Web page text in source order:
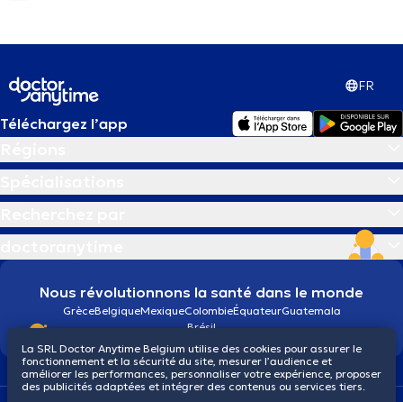
FR
Téléchargez l’app
Nous révolutionnons la santé dans le monde
GrèceBelgiqueMexiqueColombieÉquateurGuatemala
Brésil
La SRL Doctor Anytime Belgium utilise des cookies pour assurer le
fonctionnement et la sécurité du site, mesurer l’audience et
améliorer les performances, personnaliser votre expérience, proposer
des publicités adaptées et intégrer des contenus ou services tiers.